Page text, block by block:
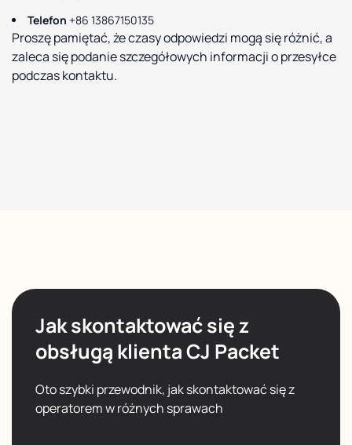
Telefon +86 13867150135
Proszę pamiętać, że czasy odpowiedzi mogą się różnić, a
zaleca się podanie szczegółowych informacji o przesyłce
podczas kontaktu.
Jak skontaktować się z
obsługą klienta CJ Packet
Oto szybki przewodnik, jak skontaktować się z
operatorem w różnych sprawach